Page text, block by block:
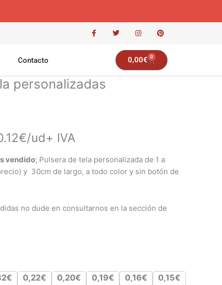
F
a
c
-
f
T
w
t
e
r
I
n
s
a
g
P
i
n
e
e
Contacto 0,00€ 0
Carrito
personalizadas
ud+ IVA
vendido; Pulsera de tela personalizada de 1 a
y 30cm de largo, a todo color y sin botón de
no dude en consultarnos en la sección de
€ 0,22€ 0,20€ 0,19€ 0,16€ 0,15€